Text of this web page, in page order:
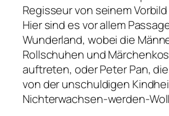
Regisseur von seinem
Hier sind es vor allem
Wunderland, wobei die
Rollschuhen und
auftreten, oderPeter Pan,
von der unschuldigen
Nichterwachsen-werden-